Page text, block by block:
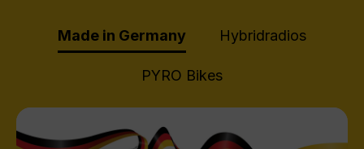
Made in Germany Hybridradios
PYRO Bikes